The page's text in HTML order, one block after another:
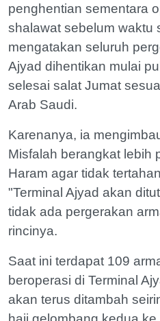
penghentian sementara
shalawat sebelum waktu
mengatakan seluruh
Ajyad dihentikan mulai
selesai salat Jumat
Arab Saudi.
Karenanya, ia
Misfalah berangkat lebih
Haram agar tidak
"Terminal Ajyad akan
tidak ada pergerakan
rincinya.
Saat ini terdapat 109
beroperasi di Terminal
akan terus ditambah